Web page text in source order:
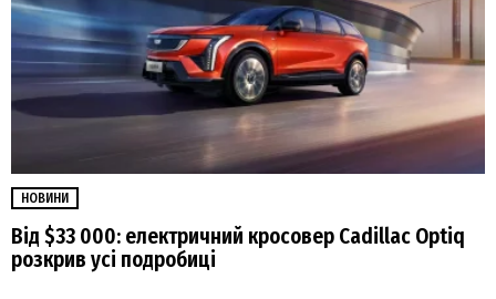
НОВИНИ
Від $33 000: електричний кросовер Cadillac Optiq
розкрив усі подробиці